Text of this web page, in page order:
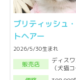
ブリティッシュ
トヘアー
2026/5/30生まれ
販売店
ディス
（犬猫